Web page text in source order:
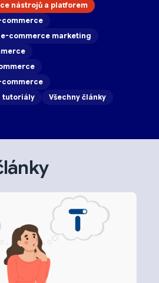
nástrojů a platforem
commerce
commerce marketing
commerce
tutoriály
Všechny články